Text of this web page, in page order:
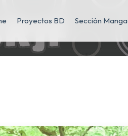
Proyectos BD Sección Manga